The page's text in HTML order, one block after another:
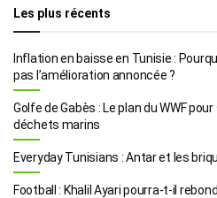
Les plus récents
Inflation en baisse en Tunisie :
pas l’amélioration annoncée ?
Golfe de Gabès : Le plan du WWF
déchets marins
Everyday Tunisians : Antar et les
Football : Khalil Ayari pourra-t-il